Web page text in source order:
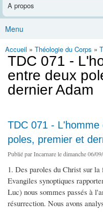
A propos
Menu
Vous êtes ici
Accueil » Théologie du Corps »
TDC 071 -
entre deux
dernier Adam
TDC 071 -
poles, premier et
Publié parIncarnarele dimanche 06/
1. Des paroles du Christ sur
Evangiles synoptiques
Luc) nous sommes passés à
résurrection. Nous avons